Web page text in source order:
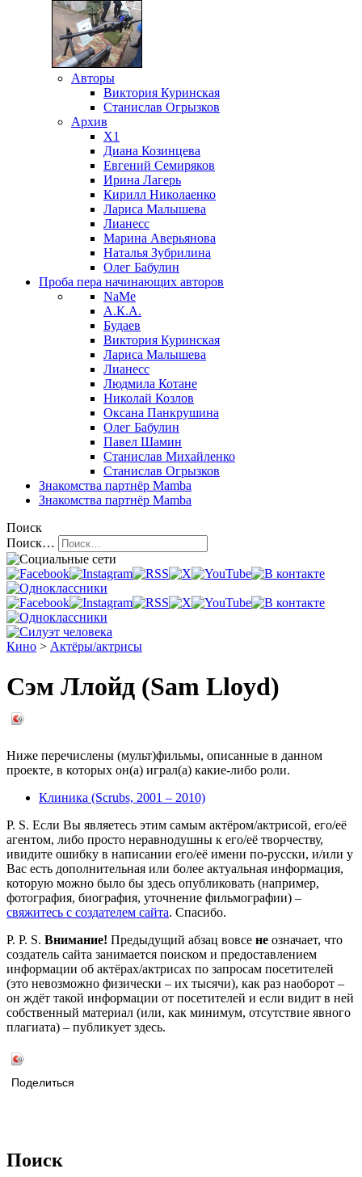
Авторы
Виктория Куринская
Станислав Огрызков
Архив
X1
Диана Козинцева
Евгений Семиряков
Ирина Лагерь
Кирилл Николаенко
Лариса Малышева
Лианесс
Марина Аверьянова
Наталья Зубрилина
Олег Бабулин
Проба пера начинающих авторов
NaMe
А.К.А.
Будаев
Виктория Куринская
Лариса Малышева
Лианесс
Людмила Котане
Николай Козлов
Оксана Панкрушина
Олег Бабулин
Павел Шамин
Станислав Михайленко
Станислав Огрызков
Знакомства партнёр Mamba
Знакомства партнёр Mamba
Поиск
Поиск…
Кино > Актёры/актрисы
Сэм Ллойд (Sam Lloyd)
Ниже перечислены (мульт)фильмы, описанные в данном
проекте, в которых он(а) играл(а) какие-либо роли.
Клиника (Scrubs, 2001 – 2010)
P. S. Если Вы являетесь этим самым актёром/актрисой, его/её
агентом, либо просто неравнодушны к его/её творчеству,
ивидите ошибку в написании его/её имени по-русски, и/или у
Вас есть дополнительная или более актуальная информация,
которую можно было бы здесь опубликовать (например,
фотография, биография, уточнение фильмографии) –
свяжитесь с создателем сайта. Спасибо.
P. P. S. Внимание! Предыдущий абзац вовсе не означает, что
создатель сайта занимается поиском и предоставлением
информации об актёрах/актрисах по запросам посетителей
(это невозможно физически – их тысячи), как раз наоборот –
он ждёт такой информации от посетителей и если видит в ней
собственный материал (или, как минимум, отсутствие явного
плагиата) – публикует здесь.
Поделиться
Поиск